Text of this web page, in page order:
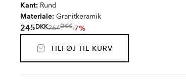
Kant: Rund
Materiale: Granitkeramik
245DKK264DKK-7%
TILFØJ TIL KURV